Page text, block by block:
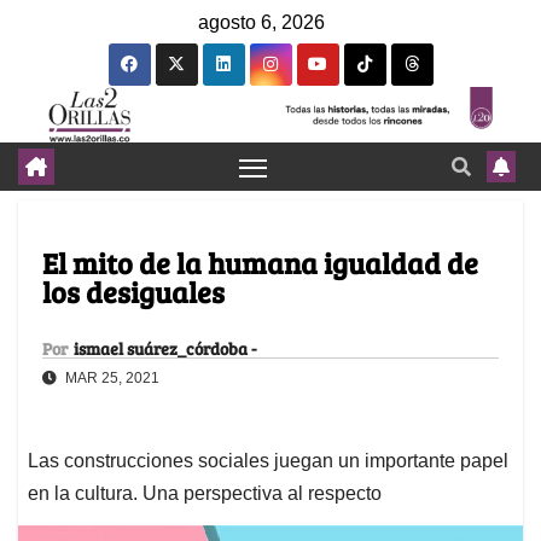
agosto 6, 2026
El mito de la humana igualdad de
los desiguales
Por ismael suárez_córdoba -
MAR 25, 2021
Las construcciones sociales juegan un importante papel
en la cultura. Una perspectiva al respecto